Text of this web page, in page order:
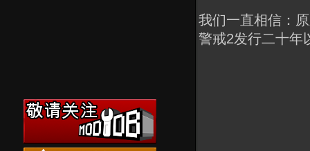
我们一直相信：
警戒2发行二十年